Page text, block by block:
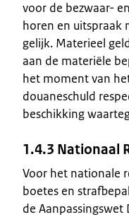
voor de bezwaar-
horen en uitspraak
gelijk. Materieel
aan de materiële
het moment van
douaneschuld
beschikking
1.4.3 Nationaal
Voor het nationale
boetes en
de Aanpassingswet